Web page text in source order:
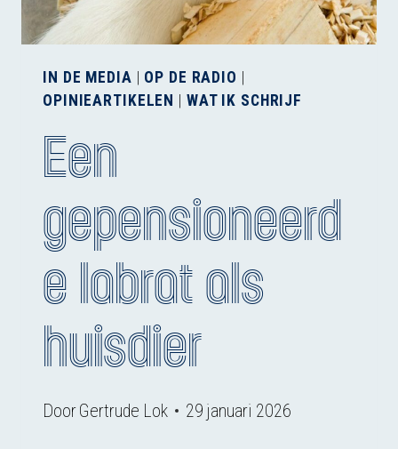
IN DE MEDIA | OP DE RADIO |
OPINIEARTIKELEN | WAT IK SCHRIJF
Een
gepensioneerd
e labrat als
huisdier
DoorGertrude Lok 29 januari 2026